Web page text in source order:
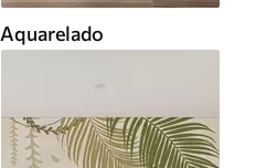
Aquarelado